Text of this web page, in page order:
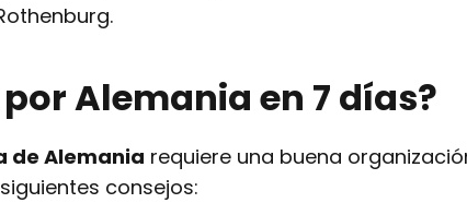
Alemania en 7 días?
de Alemania requiere una buena
consejos: